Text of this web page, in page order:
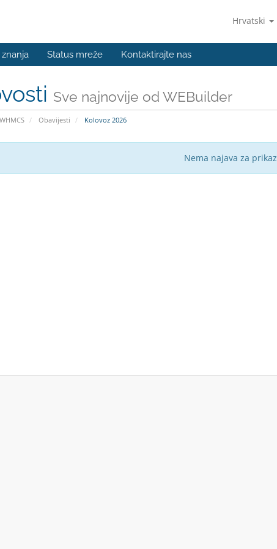
Hrvatski
znanja Status mreže Kontaktirajte nas
Sve najnovije od WEBuilder
Obavijesti Kolovoz 2026
Nema najava za prikaz